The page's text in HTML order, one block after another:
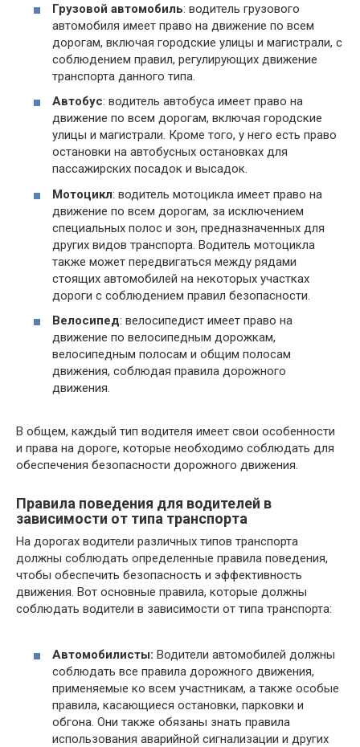
Грузовой автомобиль: водитель грузового
автомобиля имеет право на движение по всем
дорогам, включая городские улицы и магистрали, с
соблюдением правил, регулирующих движение
транспорта данного типа.
Автобус: водитель автобуса имеет право на
движение по всем дорогам, включая городские
улицы и магистрали. Кроме того, у него есть право
остановки на автобусных остановках для
пассажирских посадок и высадок.
Мотоцикл: водитель мотоцикла имеет право на
движение по всем дорогам, за исключением
специальных полос и зон, предназначенных для
других видов транспорта. Водитель мотоцикла
также может передвигаться между рядами
стоящих автомобилей на некоторых участках
дороги с соблюдением правил безопасности.
Велосипед: велосипедист имеет право на
движение по велосипедным дорожкам,
велосипедным полосам и общим полосам
движения, соблюдая правила дорожного
движения.
В общем, каждый тип водителя имеет свои особенности
и права на дороге, которые необходимо соблюдать для
обеспечения безопасности дорожного движения.
Правила поведения для водителей в
зависимости от типа транспорта
На дорогах водители различных типов транспорта
должны соблюдать определенные правила поведения,
чтобы обеспечить безопасность и эффективность
движения. Вот основные правила, которые должны
соблюдать водители в зависимости от типа транспорта:
Автомобилисты: Водители автомобилей должны
соблюдать все правила дорожного движения,
применяемые ко всем участникам, а также особые
правила, касающиеся остановки, парковки и
обгона. Они также обязаны знать правила
использования аварийной сигнализации и других